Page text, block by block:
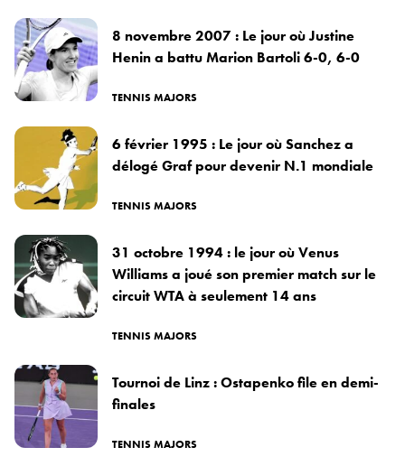
8 novembre 2007 : Le jour où Justine
Henin a battu Marion Bartoli 6-0, 6-0
TENNIS MAJORS
6 février 1995 : Le jour où Sanchez a
délogé Graf pour devenir N.1 mondiale
TENNIS MAJORS
31 octobre 1994 : le jour où Venus
Williams a joué son premier match sur le
circuit WTA à seulement 14 ans
TENNIS MAJORS
Tournoi de Linz : Ostapenko file en demi-
finales
TENNIS MAJORS